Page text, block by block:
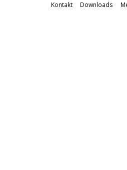
Kontakt Downloads